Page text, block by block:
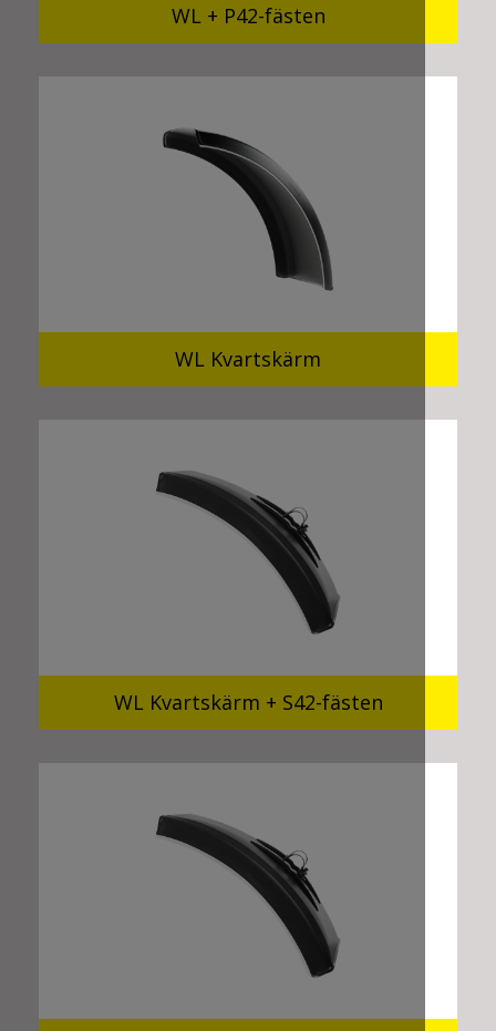
WL + P42-fästen
WL Kvartskärm
WL Kvartskärm + S42-fästen